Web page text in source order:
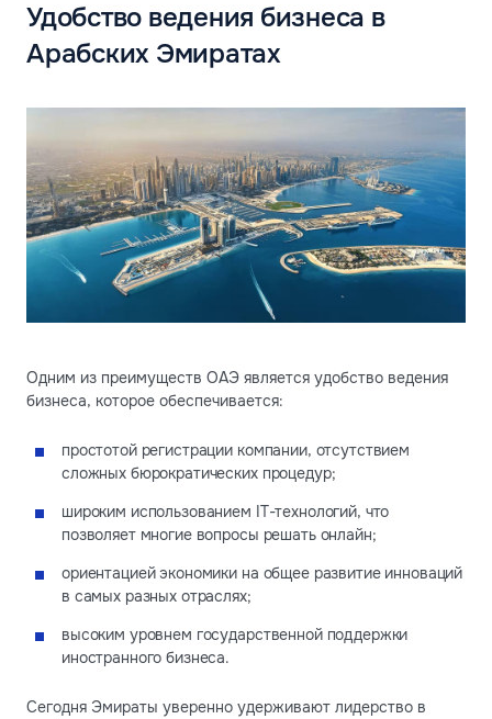
Удобство ведения бизнеса в
Арабских Эмиратах
Одним из преимуществ ОАЭ является удобство ведения
бизнеса, которое обеспечивается:
простотой регистрации компании, отсутствием
сложных бюрократических процедур;
широким использованием IT-технологий, что
позволяет многие вопросы решать онлайн;
ориентацией экономики на общее развитие инноваций
в самых разных отраслях;
высоким уровнем государственной поддержки
иностранного бизнеса.
Сегодня Эмираты уверенно удерживают лидерство в